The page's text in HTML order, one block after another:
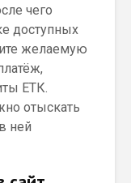
чего
доступных
желаемую
ЕТК.
отыскать
ней